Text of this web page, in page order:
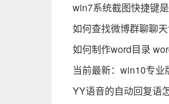
win7系统截图快捷键
如何查找微博群聊聊
如何制作word目录
当前最新：win10专
YY语音的自动回复语